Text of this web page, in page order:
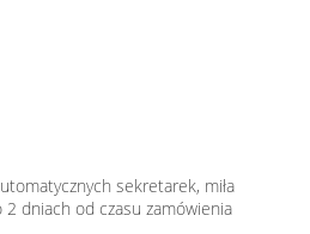
sekretarek, miła
2 dniach od czasu zamówienia